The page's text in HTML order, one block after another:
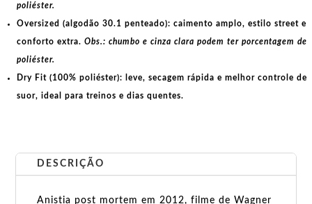
poliéster.
Oversized (algodão 30.1 penteado): caimento amplo, estilo street e
conforto extra. Obs.: chumbo e cinza clara podem ter porcentagem de
poliéster.
Dry Fit (100% poliéster): leve, secagem rápida e melhor controle de
suor, ideal para treinos e dias quentes.
DESCRIÇÃO
Anistia post mortem em 2012, filme de Wagner